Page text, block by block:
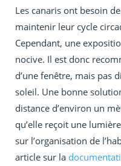
Les canaris ont besoin
maintenir leur cycle
Cependant, une
nocive. Il est donc
d’une fenêtre, mais pas
soleil. Une bonne
distance d’environ un
qu’elle reçoit une
sur l’organisation de
article sur la